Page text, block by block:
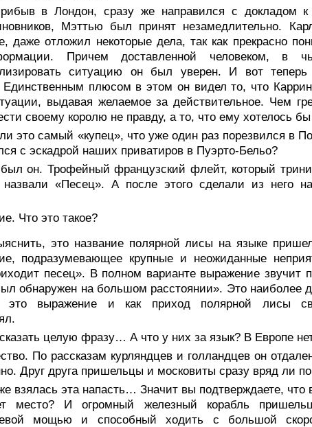
в Лондон, сразу же направился с докладом
Мэттью был принят незамедлительно.
даже отложил некоторые дела, так как прекрасно
Причем доставленной человеком, в
ситуацию он был уверен. И вот
Единственным плюсом в этом он видел то, что
выдавая желаемое за действительное. Чем
своему королю не правду, а то, что ему хотелось
это самый «купец», что уже один раз порезвился в
с эскадрой наших приватиров в Пуэрто-Бельо?
он. Трофейный французский флейт, который
«Песец». А после этого сделали из него
Что это такое?
это название полярной лисы на языке
подразумевающее крупные и неожиданные
песец». В полном варианте выражение звучит
обнаружен на большом расстоянии». Это наиболее
это выражение и как приход полярной лисы
целую фразу… А что у них за язык? В Европе
По рассказам курляндцев и голландцев он
Друг друга пришельцы и московиты сразу вряд ли
взялась эта напасть… Значит вы подтверждаете,
место? И огромный железный корабль
мощью и способный ходить с большой